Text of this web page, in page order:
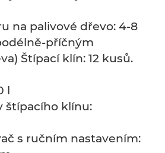
na palivové dřevo: 4-8
příčným
Štípací klín: 12 kusů.
l
štípacího klínu:
s ručním nastavením: